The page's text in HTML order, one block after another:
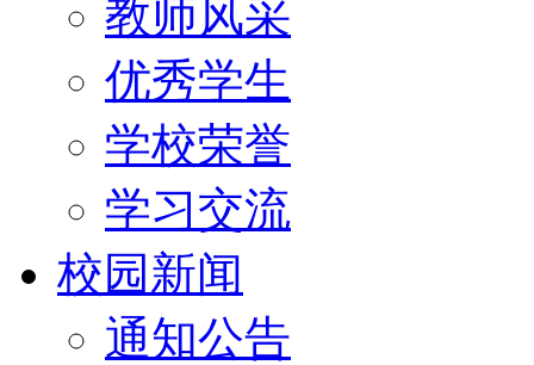
教师风采
优秀学生
学校荣誉
学习交流
校园新闻
通知公告